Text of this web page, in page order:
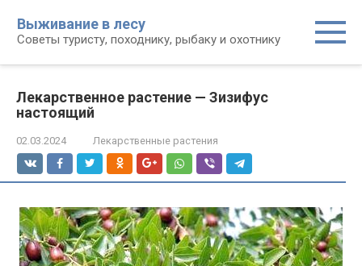
контенту
Выживание в лесу
Советы туристу, походнику, рыбаку и охотнику
Лекарственное растение — Зизифус
настоящий
02.03.2024 Лекарственные растения